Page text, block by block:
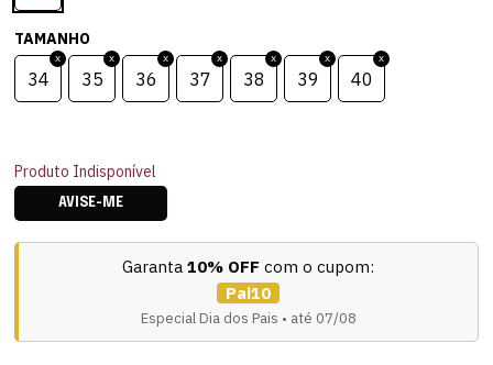
TAMANHO
34 35 36 37 38 39 40
Produto Indisponível
AVISE-ME
Garanta 10% OFF com o cupom:
Pai10
Especial Dia dos Pais • até 07/08